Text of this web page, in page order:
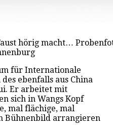
hörig macht…
für Internationale
ebenfalls aus China
Er arbeitet mit
sich in Wangs Kopf
mal flächige, mal
Bühnenbild arrangieren